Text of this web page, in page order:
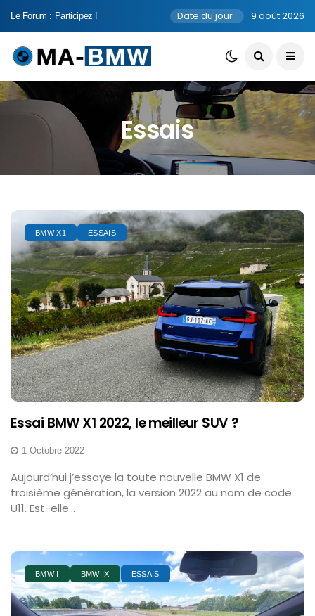
Le Forum : Participez ! Date du jour : 9 août 2026
Essais
BMW X1 ESSAIS
Essai BMW X1 2022, le meilleur SUV ?
1 Octobre 2022
Aujourd’hui j’essaye la toute nouvelle BMW X1 de
troisième génération, la version 2022 au nom de code
U11. Est-elle...
BMW I BMW IX ESSAIS